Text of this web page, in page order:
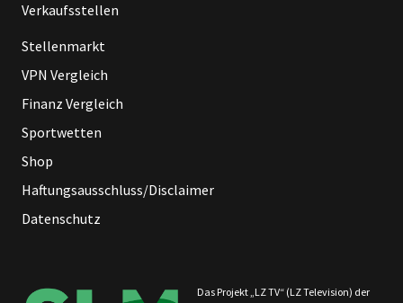
Verkaufsstellen
Stellenmarkt
VPN Vergleich
Finanz Vergleich
Sportwetten
Shop
Haftungsausschluss/Disclaimer
Datenschutz
Das Projekt „LZ TV“ (LZ Television) der